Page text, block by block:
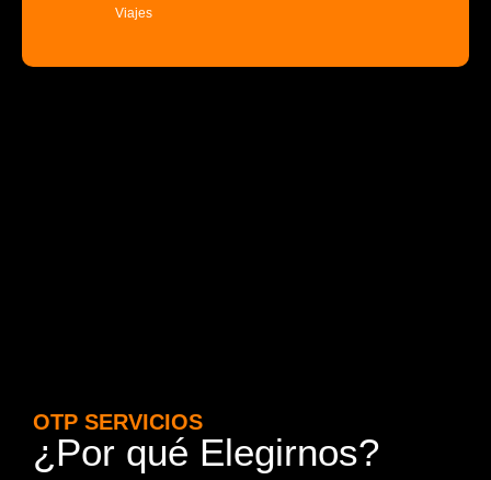
Viajes
OTP SERVICIOS
¿Por qué Elegirnos?